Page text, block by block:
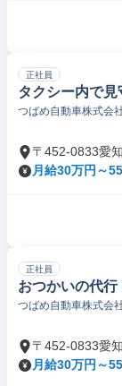
正社員
タクシー内で見
つばめ自動車株式会
〒452-0833愛
月給30万円～
正社員
おつかいの代行
つばめ自動車株式会
〒452-0833愛
月給30万円～